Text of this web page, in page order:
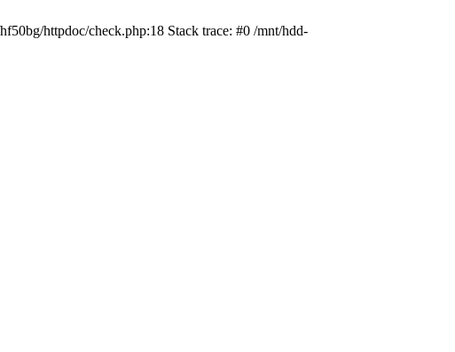
httpdoc/check.php:18 Stack trace: #0 /mnt/hdd-